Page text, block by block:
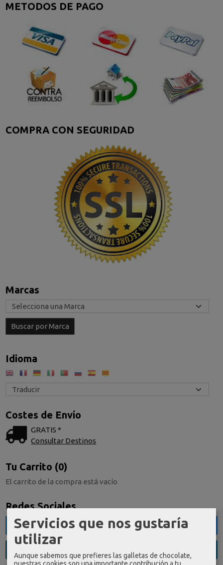
METODOS DE PAGO
COMPRA CON SEGURIDAD
Marcas
Idioma
Costes de Envío
GRATIS *
Consultar Destinos
Tu Carrito (0)
El carrito de la compra está vacío
Redes Sociales
Twitter
Linkedin
Servicios que nos gustaría
utilizar
Aunque sabemos que prefieres las galletas de chocolate,